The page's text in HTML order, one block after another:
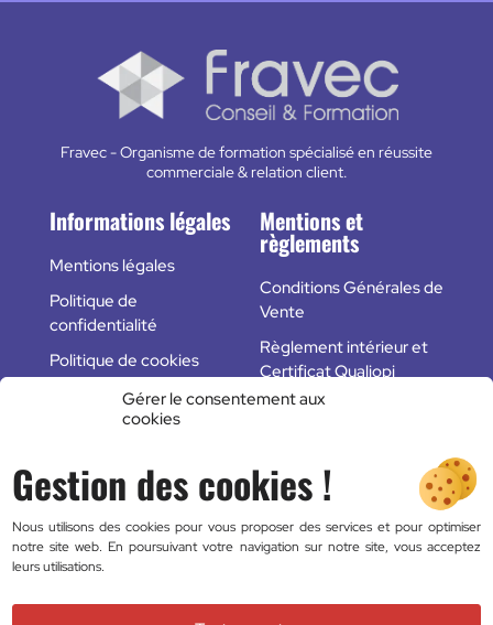
Gérer le consentement aux
cookies
Gestion des cookies !
Nous utilisons des cookies pour vous proposer des services et pour optimiser
notre site web. En poursuivant votre navigation sur notre site, vous acceptez
leurs utilisations.
Fravec - Organisme de formation spécialisé en réussite
commerciale & relation client.
Informations légales
Mentions légales
Politique de
confidentialité
Politique de cookies
(UE)
Plan du site
Mentions et
règlements
Conditions Générales de
Vente
Règlement intérieur et
Certificat Qualiopi
Des questions ?
Formulaire de contact
FAQ